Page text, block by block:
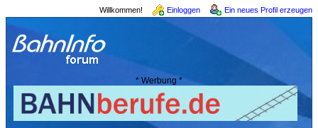
Willkommen! Einloggen Ein neues Profil erzeugen
* Werbung *